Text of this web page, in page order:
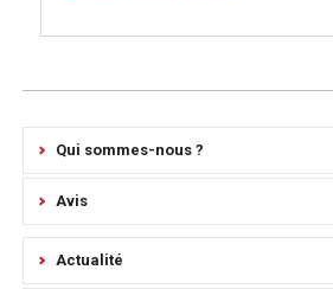
Qui sommes-nous ?
Avis
Actualité